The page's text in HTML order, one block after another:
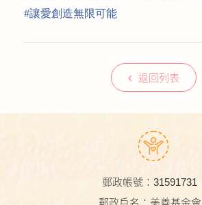
#讓愛創造無限可能
返回列表
郵政帳號：31591731